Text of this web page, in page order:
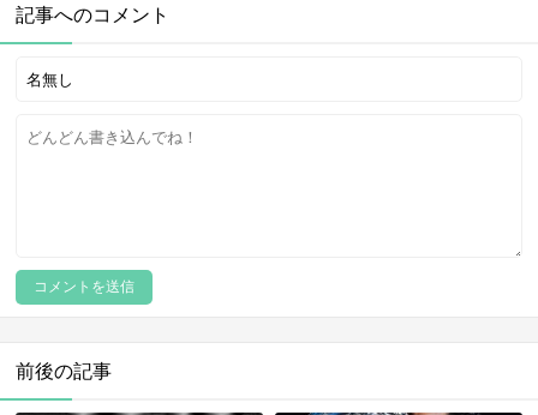
記事へのコメント
前後の記事